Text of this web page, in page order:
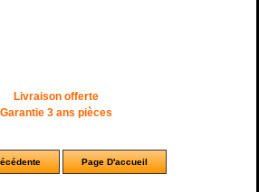
Livraison offerte
Garantie 3 ans pièces